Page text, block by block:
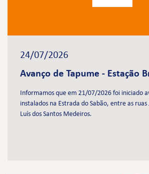
24/07/2026
Avanço de Tapume - Estação
Informamos que em 21/07/2026 foi iniciado
instalados na Estrada do Sabão, entre as ruas
Luís dos Santos Medeiros.